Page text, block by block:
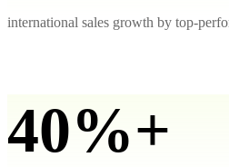
international sales growth by top-
40%+